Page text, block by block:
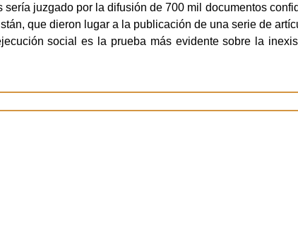
sería juzgado por la difusión de 700 mil documentos
que dieron lugar a la publicación de una serie de
social es la prueba más evidente sobre la